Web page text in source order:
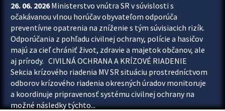
26. 06. 2026Ministerstvo vnútra SR v súvislosti s
očakávanou vlnou horúčav obyvateľom odporúča
preventívne opatrenia na zníženie s tým súvisiacich rizík.
Odporúčania z pohľadu civilnej ochrany, polície a hasičov
majú za cieľ chrániť život, zdravie a majetok občanov, ale
aj prírody. CIVILNÁ OCHRANA A KRÍZOVÉ RIADENIE
Sekcia krízového riadenia MV SR situáciu prostredníctvom
odborov krízového riadenia okresných úradov monitoruje
a koordinuje pripravenosť systému civilnej ochrany na
možné následky týchto...